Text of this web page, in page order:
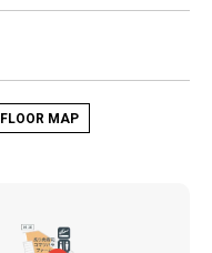
FLOOR MAP